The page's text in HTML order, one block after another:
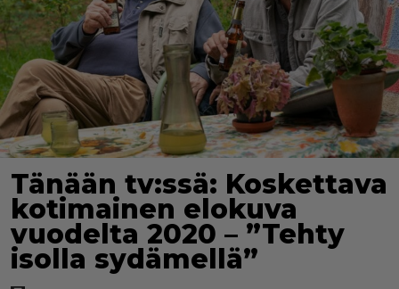
Tänään tv:ssä: Koskettava
kotimainen elokuva
vuodelta 2020 – ”Tehty
isolla sydämellä”